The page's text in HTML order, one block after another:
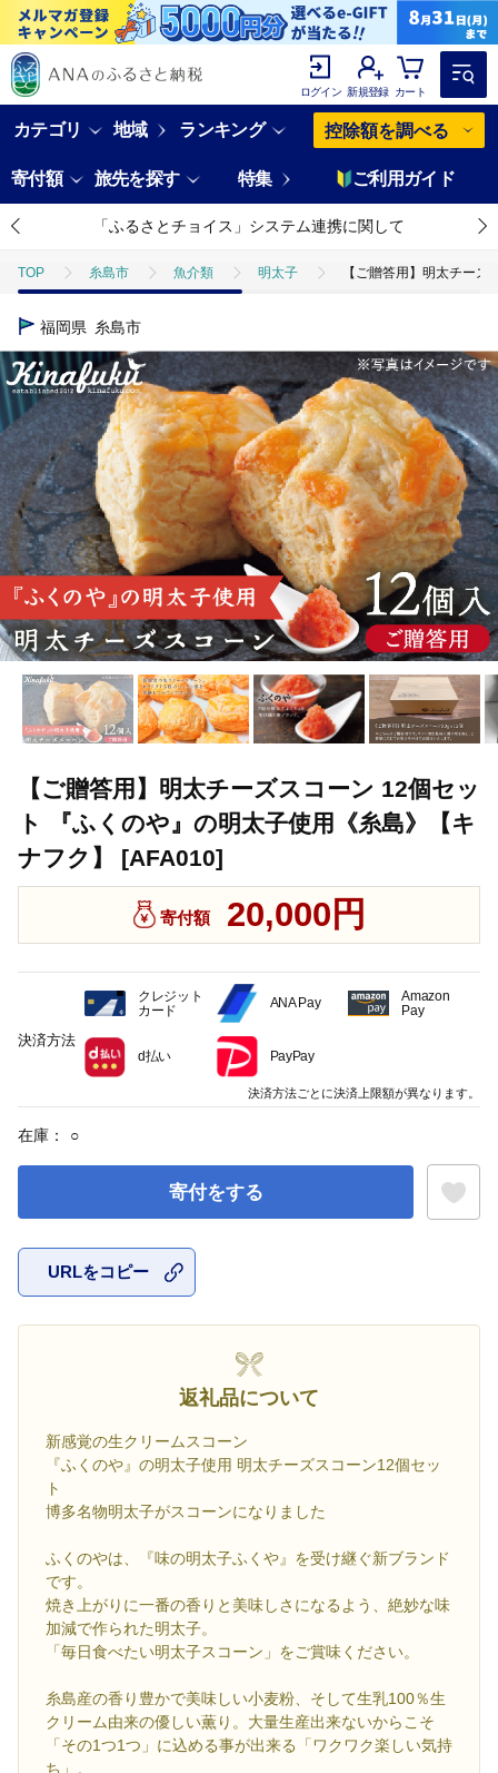
ログイン 新規登録 カート
カテゴリ 地域 ランキング 控除額を調べる
寄付額 旅先を探す 特集 ご利用ガイド
「ふるさとチョイス」システム連携に関して
TOP 糸島市 魚介類 明太子 【ご贈答用】明太チー
福岡県 糸島市
【ご贈答用】明太チーズスコーン 12個セッ
ト 『ふくのや』の明太子使用《糸島》【キ
ナフク】 [AFA010]
寄付額 20,000円
在庫： ○
寄付をする
URLをコピー
返礼品について
新感覚の生クリームスコーン
『ふくのや』の明太子使用 明太チーズスコーン12個セッ
ト
博多名物明太子がスコーンになりました
ふくのやは、『味の明太子ふくや』を受け継ぐ新ブランド
です。
焼き上がりに一番の香りと美味しさになるよう、絶妙な味
加減で作られた明太子。
「毎日食べたい明太子スコーン」をご賞味ください。
糸島産の香り豊かで美味しい小麦粉、そして生乳100％生
クリーム由来の優しい薫り。大量生産出来ないからこそ
「その1つ1つ」に込める事が出来る「ワクワク楽しい気持
ち」。
決済方法
クレジット
カード
ANA Pay
Amazon
Pay
d払い PayPay
決済方法ごとに決済上限額が異なります。